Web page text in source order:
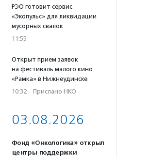
РЭО готовит сервис
«Экопульс» для ликвидации
мусорных свалок
11:55
Открыт прием заявок
на фестиваль малого кино
«Рамка» в Нижнеудинске
10:32 · Прислано НКО
03.08.2026
Фонд «Онкологика» открыл
центры поддержки